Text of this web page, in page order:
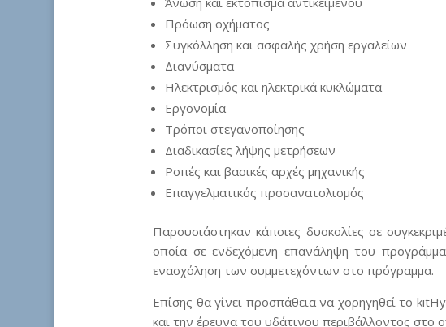
Πρόωση οχήματος
Συγκόλληση και ασφαλής χρήση εργαλείων
Διανύσματα
Ηλεκτρισμός και ηλεκτρικά κυκλώματα
Εργονομία
Τρόποι στεγανοποίησης
Διαδικασίες λήψης μετρήσεων
Ροπές και βασικές αρχές μηχανικής
Επαγγελματικός προσανατολισμός
Παρουσιάστηκαν κάποιες δυσκολίες σε
οποία σε ενδεχόμενη επανάληψη του
ενασχόληση των συμμετεχόντων στο πρόγραμμα.
Επίσης θα γίνει προσπάθεια να χορηγηθεί το
και την έρευνα του υδάτινου περιβάλλοντος στο